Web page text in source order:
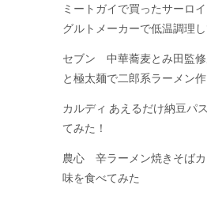
ミートガイで買ったサーロ
グルトメーカーで低温調理
セブン 中華蕎麦とみ田監
と極太麺で二郎系ラーメン
カルディ あえるだけ納豆パ
てみた！
農心 辛ラーメン焼きそば
味を食べてみた